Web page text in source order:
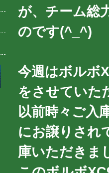
が、チーム総
のです(^_^)
今週はボルボ
をさせていた
以前時々ご入
にお譲りされ
庫いただきま